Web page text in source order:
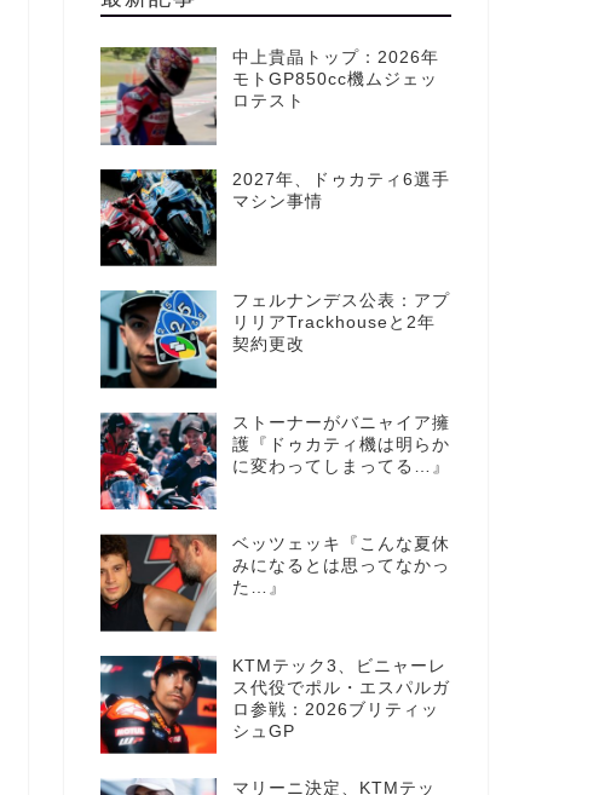
中上貴晶トップ：2026年
モトGP850cc機ムジェッ
ロテスト
2027年、ドゥカティ6選手
マシン事情
フェルナンデス公表：アプ
リリアTrackhouseと2年
契約更改
ストーナーがバニャイア擁
護『ドゥカティ機は明らか
に変わってしまってる…』
ベッツェッキ『こんな夏休
みになるとは思ってなかっ
た…』
KTMテック3、ビニャーレ
ス代役でポル・エスパルガ
ロ参戦：2026ブリティッ
シュGP
マリーニ決定、KTMテッ